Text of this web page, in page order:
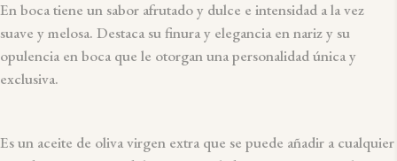
En boca tiene un sabor afrutado y dulce e intensidad a la vez
suave y melosa. Destaca su finura y elegancia en nariz y su
opulencia en boca que le otorgan una personalidad única y
exclusiva.
Es un aceite de oliva virgen extra que se puede añadir a cualquier